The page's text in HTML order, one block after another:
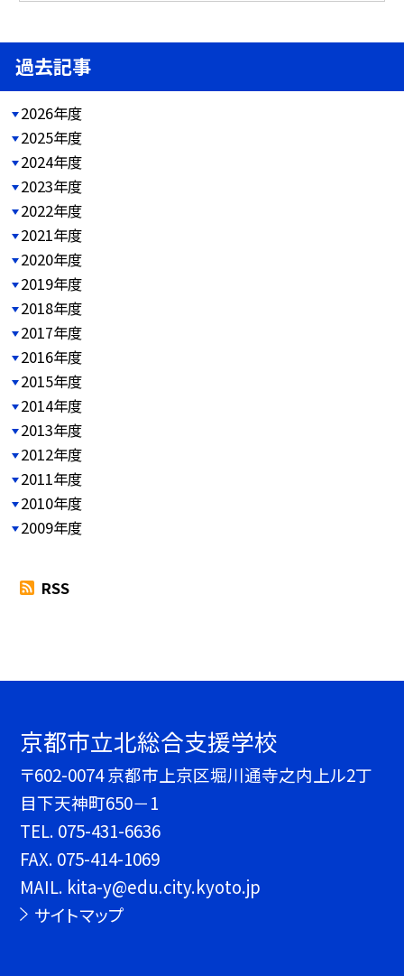
過去記事
2026年度
2025年度
2024年度
2023年度
2022年度
2021年度
2020年度
2019年度
2018年度
2017年度
2016年度
2015年度
2014年度
2013年度
2012年度
2011年度
2010年度
2009年度
RSS
京都市立北総合支援学校
〒602-0074 京都市上京区堀川通寺之内上ル2丁
目下天神町650－1
TEL. 075-431-6636
FAX. 075-414-1069
MAIL. kita-y@edu.city.kyoto.jp
サイトマップ